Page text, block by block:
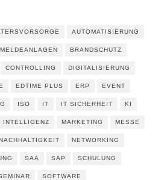
AUTOMATISIERUNG
BRANDSCHUTZ
CONTROLLING DIGITALISIERUNG
EDTIME PLUS ERP EVENT
ISO IT IT SICHERHEIT KI
INTELLIGENZ MARKETING MESSE
NETWORKING
SAA SAP SCHULUNG
SOFTWARE